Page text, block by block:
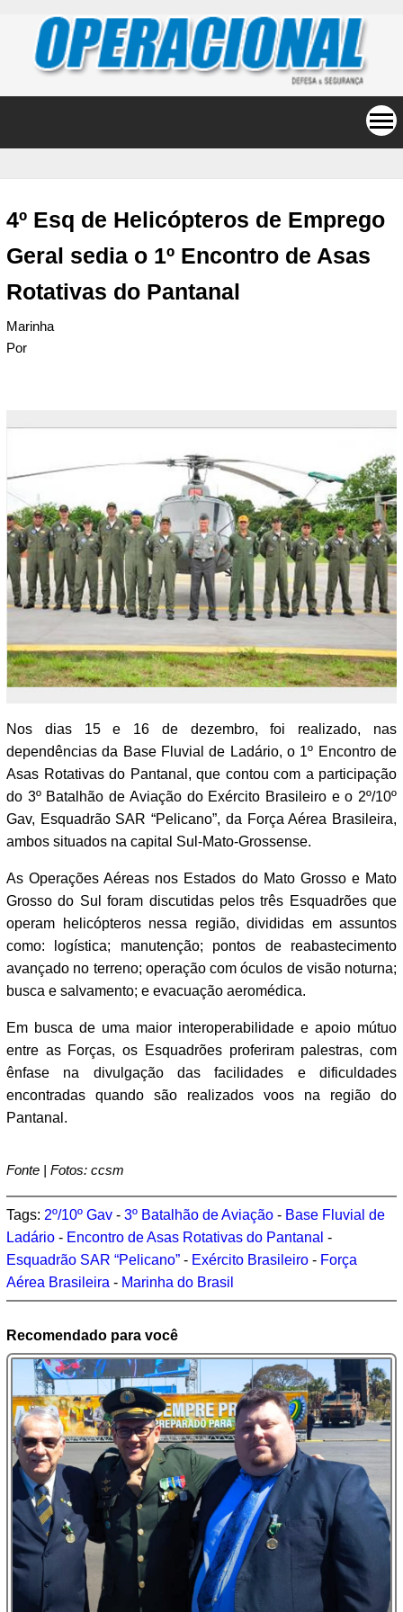
4º Esq de Helicópteros de Emprego
Geral sedia o 1º Encontro de Asas
Rotativas do Pantanal
Marinha
Por
Nos dias 15 e 16 de dezembro, foi realizado, nas
dependências da Base Fluvial de Ladário, o 1º Encontro de
Asas Rotativas do Pantanal, que contou com a participação
do 3º Batalhão de Aviação do Exército Brasileiro e o 2º/10º
Gav, Esquadrão SAR “Pelicano”, da Força Aérea Brasileira,
ambos situados na capital Sul-Mato-Grossense.
As Operações Aéreas nos Estados do Mato Grosso e Mato
Grosso do Sul foram discutidas pelos três Esquadrões que
operam helicópteros nessa região, divididas em assuntos
como: logística; manutenção; pontos de reabastecimento
avançado no terreno; operação com óculos de visão noturna;
busca e salvamento; e evacuação aeromédica.
Em busca de uma maior interoperabilidade e apoio mútuo
entre as Forças, os Esquadrões proferiram palestras, com
ênfase na divulgação das facilidades e dificuldades
encontradas quando são realizados voos na região do
Pantanal.
Fonte | Fotos: ccsm
Tags: 2º/10º Gav - 3º Batalhão de Aviação - Base Fluvial de
Ladário - Encontro de Asas Rotativas do Pantanal -
Esquadrão SAR “Pelicano” - Exército Brasileiro - Força
Aérea Brasileira - Marinha do Brasil
Recomendado para você